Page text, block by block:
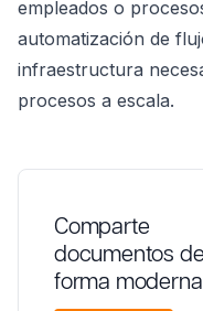
empleados o
automatización de
infraestructura
procesos a escala.
Comparte
documentos de
forma moderna